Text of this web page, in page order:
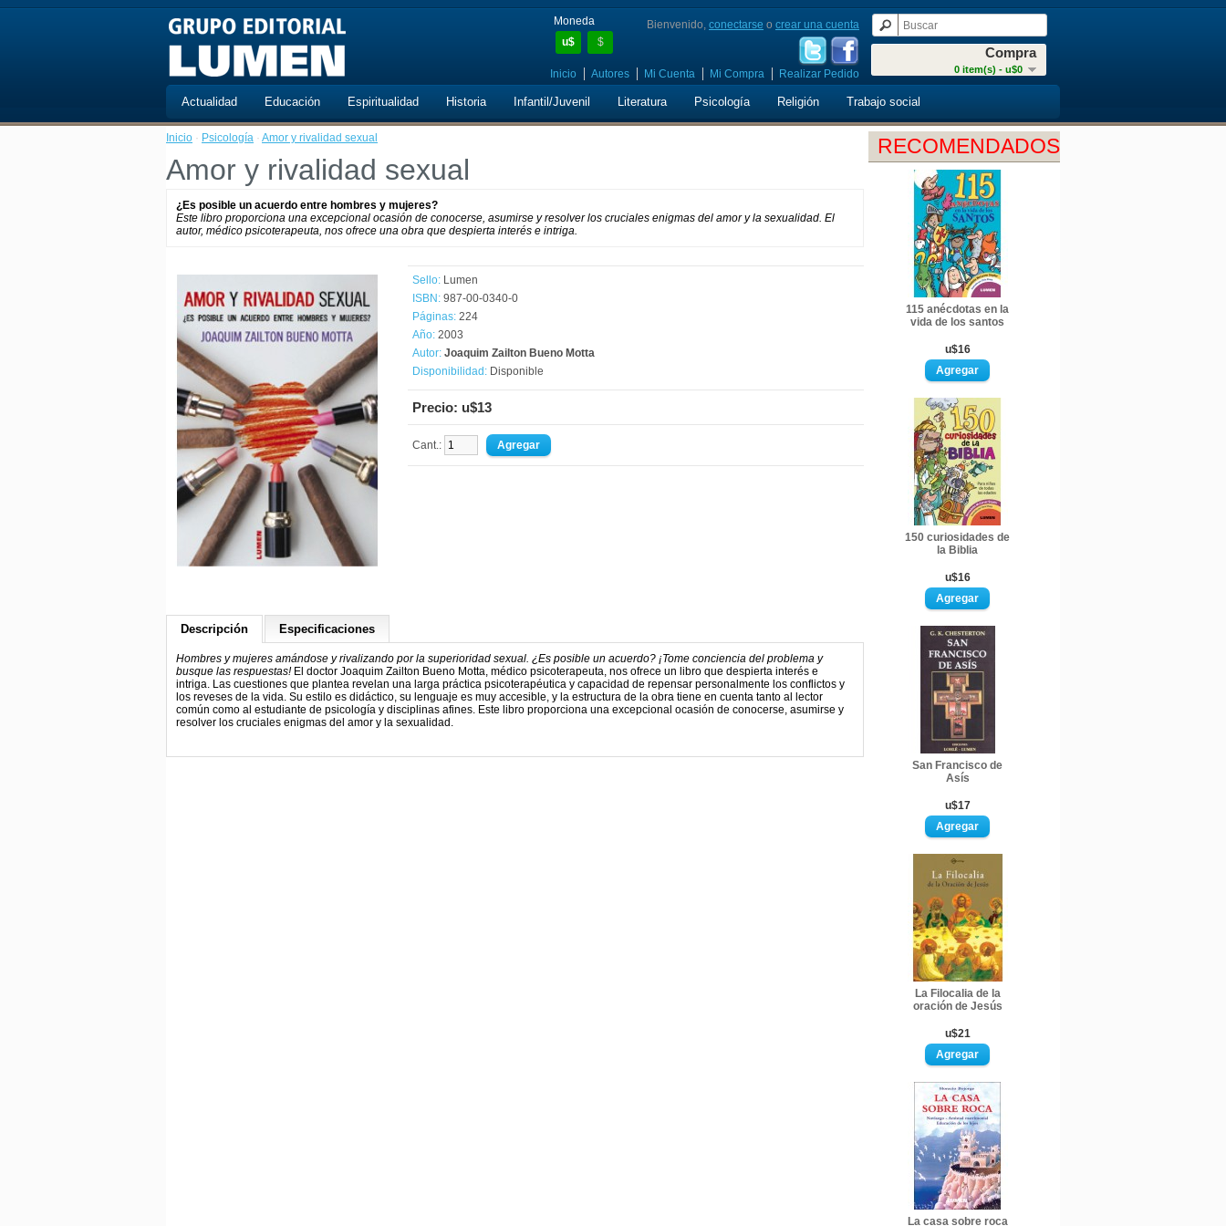
Moneda
u$
$
Compra
0 item(s) - u$0
Bienvenido, conectarse o crear una cuenta
Inicio Autores Mi Cuenta Mi Compra Realizar Pedido
Actualidad Educación Espiritualidad Historia Infantil/Juvenil Literatura Psicología Religión Trabajo social
RECOMENDADOS
115 anécdotas en la
vida de los santos
u$16
150 curiosidades de
la Biblia
u$16
San Francisco de
Asís
u$17
La Filocalia de la
oración de Jesús
u$21
La casa sobre roca
Inicio · Psicología · Amor y rivalidad sexual
Amor y rivalidad sexual
¿Es posible un acuerdo entre hombres y mujeres?
Este libro proporciona una excepcional ocasión de conocerse, asumirse y resolver los cruciales enigmas del amor y la sexualidad. El
autor, médico psicoterapeuta, nos ofrece una obra que despierta interés e intriga.
Sello: Lumen
ISBN: 987-00-0340-0
Páginas: 224
Año: 2003
Autor: Joaquim Zailton Bueno Motta
Disponibilidad: Disponible
Precio: u$13
Cant.:
Descripción Especificaciones
Hombres y mujeres amándose y rivalizando por la superioridad sexual. ¿Es posible un acuerdo? ¡Tome conciencia del problema y
busque las respuestas!El doctor Joaquim Zailton Bueno Motta, médico psicoterapeuta, nos ofrece un libro que despierta interés e
intriga. Las cuestiones que plantea revelan una larga práctica psicoterapéutica y capacidad de repensar personalmente los conflictos y
los reveses de la vida. Su estilo es didáctico, su lenguaje es muy accesible, y la estructura de la obra tiene en cuenta tanto al lector
común como al estudiante de psicología y disciplinas afines. Este libro proporciona una excepcional ocasión de conocerse, asumirse y
resolver los cruciales enigmas del amor y la sexualidad.